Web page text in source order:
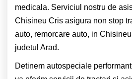
medicala. Serviciul nostru de
Chisineu Cris asigura non stop
auto, remorcare auto, in
judetul Arad.
Detinem autospeciale